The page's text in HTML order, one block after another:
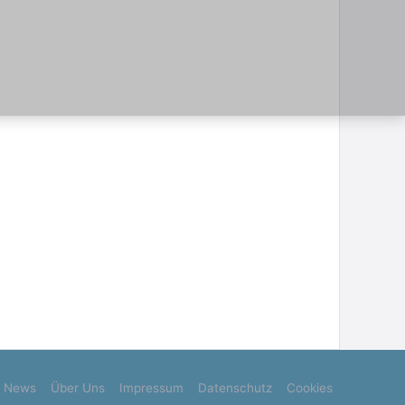
News Über Uns Impressum Datenschutz Cookies